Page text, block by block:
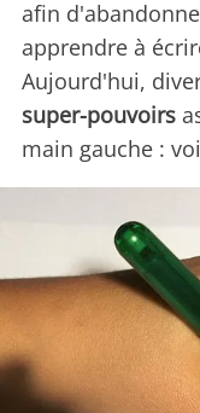
afin
apprendre à
Aujourd'hui,
super-pouvoirs
main gauche :